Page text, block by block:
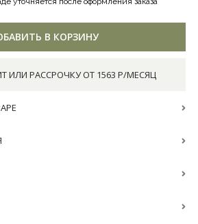
В КОРЗИНУ
ИЛИ РАССРОЧКУ ОТ 1563 Р/МЕСЯЦ